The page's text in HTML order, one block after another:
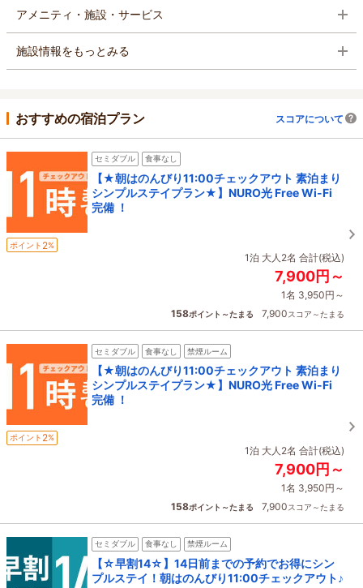
アメニティ・施設・サービス
施設情報をもっとみる
おすすめの宿泊プラン スコアについて
セミダブル 食事なし
【★朝はのんびり11:00チェックアウト 素泊まり
シンプルステイプラン★】NURO光 Free Wi-Fi
完備 ！
ポイント 2%
1泊 大人2名 合計(税込)
7,900円～
1名 3,950円～
158ポイント～たまる 7,900スコア～たまる
セミダブル 食事なし 禁煙ルーム
【★朝はのんびり11:00チェックアウト 素泊まり
シンプルステイプラン★】NURO光 Free Wi-Fi
完備 ！
ポイント 2%
1泊 大人2名 合計(税込)
7,900円～
1名 3,950円～
158ポイント～たまる 7,900スコア～たまる
セミダブル 食事なし 禁煙ルーム
【☆早割14☆】14日前までの予約でお得にシン
プルステイ！朝はのんびり11:00チェックアウト♪